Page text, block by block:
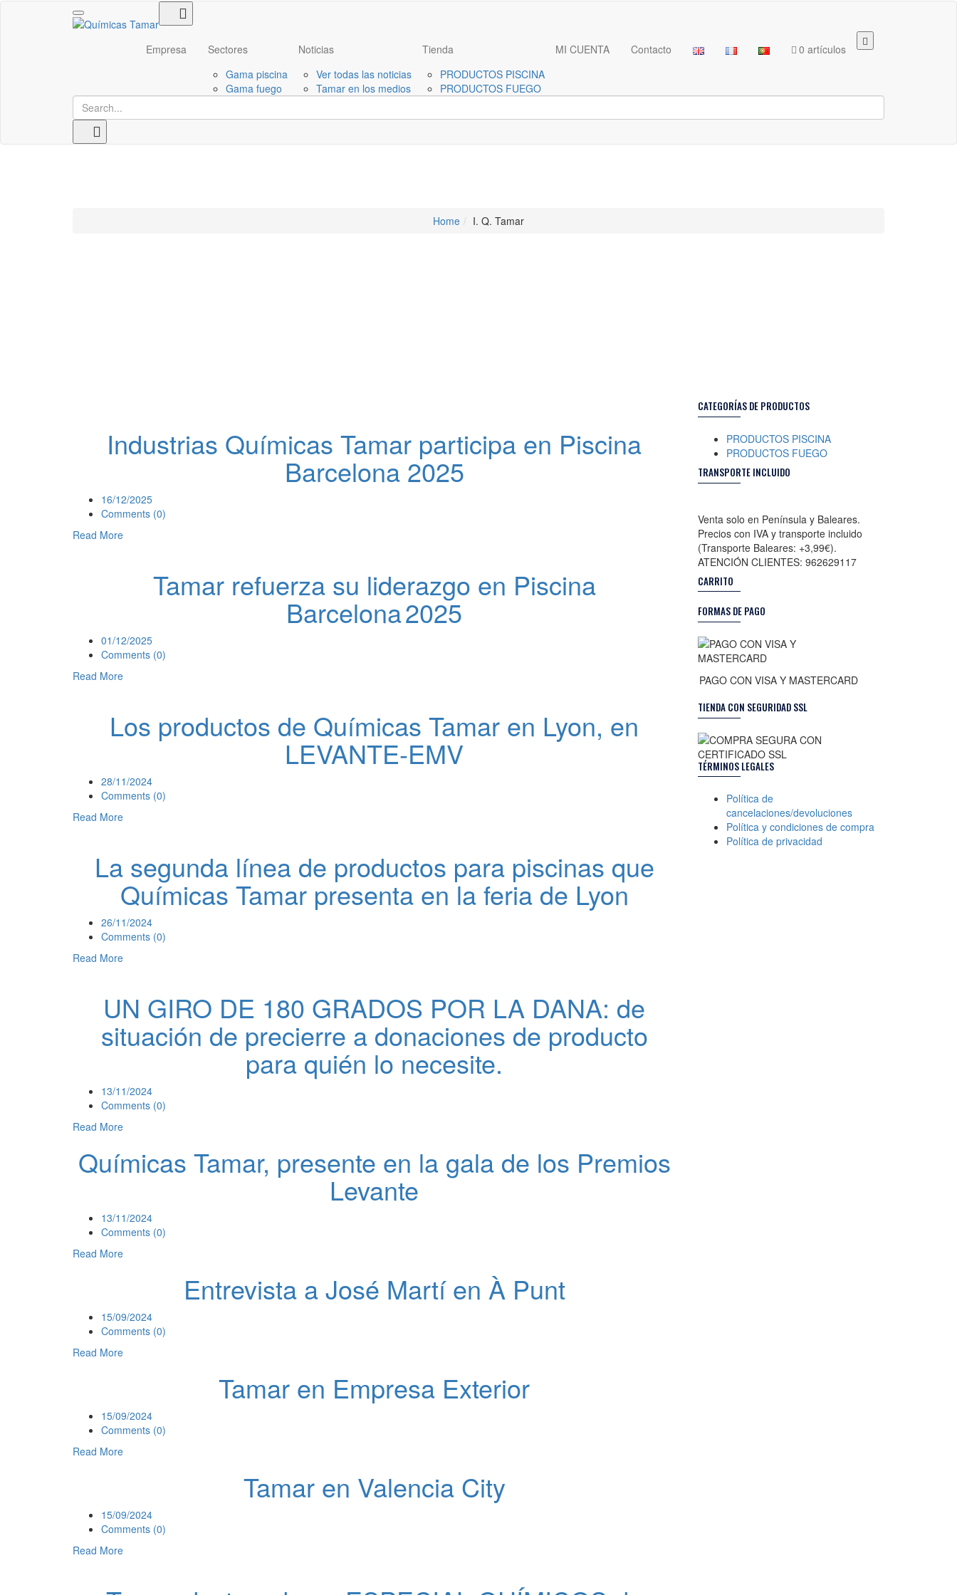
Toggle navigation
Empresa
Sectores
Gama piscina
Gama fuego
Noticias
Ver todas las noticias
Tamar en los medios
Tienda
PRODUCTOS PISCINA
PRODUCTOS FUEGO
MI CUENTA Contacto 0 artículos
Home I. Q. Tamar
Industrias Químicas Tamar participa en Piscina
Barcelona 2025
16/12/2025
Comments (0)
Read More
Tamar refuerza su liderazgo en Piscina
Barcelona 2025
01/12/2025
Comments (0)
Read More
Los productos de Químicas Tamar en Lyon, en
LEVANTE-EMV
28/11/2024
Comments (0)
Read More
La segunda línea de productos para piscinas que
Químicas Tamar presenta en la feria de Lyon
26/11/2024
Comments (0)
Read More
UN GIRO DE 180 GRADOS POR LA DANA: de
situación de precierre a donaciones de producto
para quién lo necesite.
13/11/2024
Comments (0)
Read More
Químicas Tamar, presente en la gala de los Premios
Levante
13/11/2024
Comments (0)
Read More
Entrevista a José Martí en À Punt
15/09/2024
Comments (0)
Read More
Tamar en Empresa Exterior
15/09/2024
Comments (0)
Read More
Tamar en Valencia City
15/09/2024
Comments (0)
Read More
CATEGORÍAS DE PRODUCTOS
PRODUCTOS PISCINA
PRODUCTOS FUEGO
TRANSPORTE INCLUIDO
Venta solo en Península y Baleares.
Precios con IVA y transporte incluido
(Transporte Baleares: +3,99€).
ATENCIÓN CLIENTES: 962629117
CARRITO
FORMAS DE PAGO
PAGO CON VISA Y MASTERCARD
TIENDA CON SEGURIDAD SSL
TÉRMINOS LEGALES
Política de
cancelaciones/devoluciones
Política y condiciones de compra
Política de privacidad